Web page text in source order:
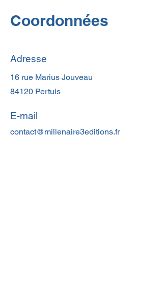
Coordonnées
Adresse
16 rue Marius Jouveau
84120 Pertuis
E-mail
contact@millenaire3editions.fr